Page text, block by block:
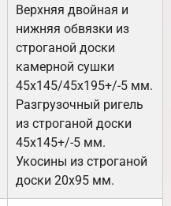
Верхняя двойная и
нижняя обвязки из
строганой доски
камерной сушки
45х145/45х195+/-5 мм.
Разгрузочный ригель
из строганой доски
45х145+/-5 мм.
Укосины из строганой
доски 20х95 мм.